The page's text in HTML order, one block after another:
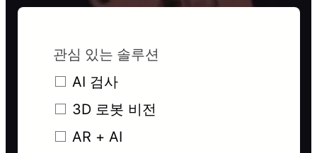
관심 있는 솔루션
AI 검사
3D 로봇 비전
AR + AI